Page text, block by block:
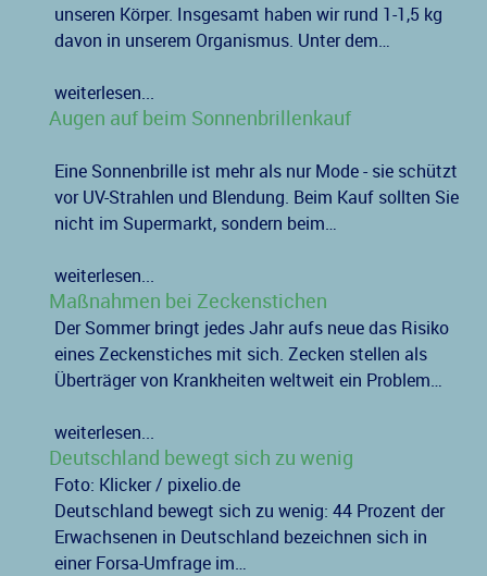
unseren Körper. Insgesamt haben wir rund 1-1,5 kg
davon in unserem Organismus. Unter dem…
weiterlesen...
Augen auf beim Sonnenbrillenkauf
Eine Sonnenbrille ist mehr als nur Mode - sie schützt
vor UV-Strahlen und Blendung. Beim Kauf sollten Sie
nicht im Supermarkt, sondern beim…
weiterlesen...
Maßnahmen bei Zeckenstichen
Der Sommer bringt jedes Jahr aufs neue das Risiko
eines Zeckenstiches mit sich. Zecken stellen als
Überträger von Krankheiten weltweit ein Problem…
weiterlesen...
Deutschland bewegt sich zu wenig
Foto: Klicker / pixelio.de
Deutschland bewegt sich zu wenig: 44 Prozent der
Erwachsenen in Deutschland bezeichnen sich in
einer Forsa-Umfrage im…